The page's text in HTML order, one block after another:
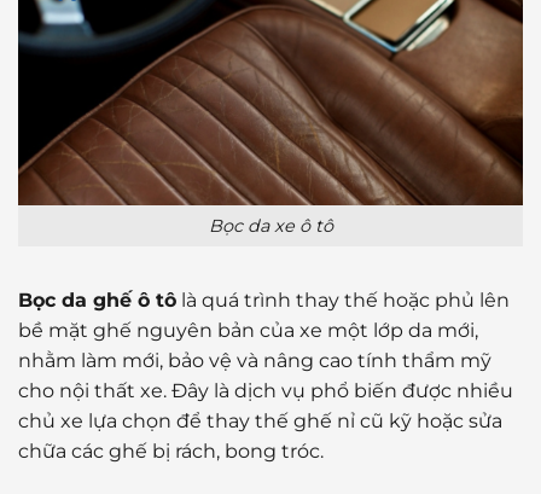
Bọc da xe ô tô
Bọc da ghế ô tô là quá trình thay thế hoặc phủ lên
bề mặt ghế nguyên bản của xe một lớp da mới,
nhằm làm mới, bảo vệ và nâng cao tính thẩm mỹ
cho nội thất xe. Đây là dịch vụ phổ biến được nhiều
chủ xe lựa chọn để thay thế ghế nỉ cũ kỹ hoặc sửa
chữa các ghế bị rách, bong tróc.